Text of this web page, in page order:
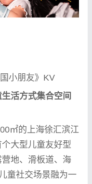
小朋友》KV
活方式集合空间
㎡的上海徐汇滨江
大型儿童友好型
营地、滑板道、海
童社交场景融为一